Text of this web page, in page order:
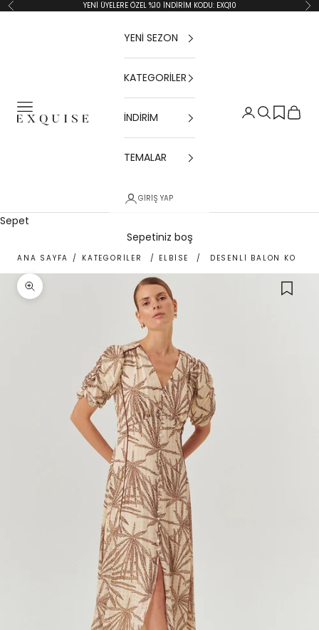
İçeriğe geç
Geri YENİ ÜYELERE ÖZEL %10 İNDİRİM KODU: EXQ10
Menü
Exquise TR
Giriş Yap
Ara Sepet
YENİ SEZON
KATEGORİLER
İNDİRİM
TEMALAR
GIRIŞ YAP
Sepet
Sepetiniz boş
ANA SAYFA / KATEGORİLER / ELBİSE / DESENLI BALON KOL V
Yakınlaştır